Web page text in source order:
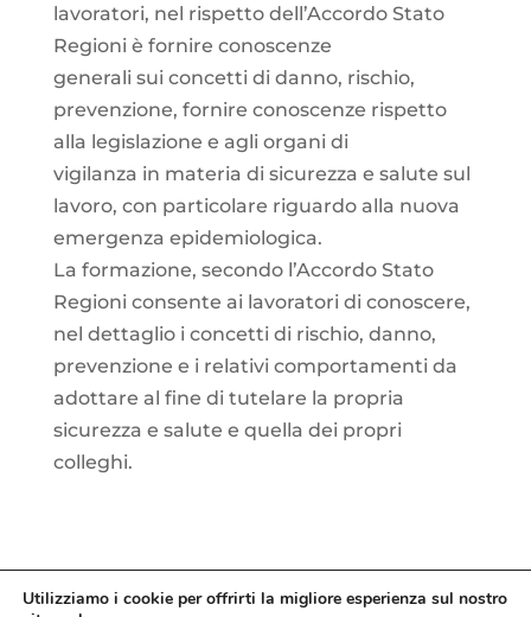
lavoratori, nel rispetto dell’Accordo Stato
Regioni è fornire conoscenze
generali sui concetti di danno, rischio,
prevenzione, fornire conoscenze rispetto
alla legislazione e agli organi di
vigilanza in materia di sicurezza e salute sul
lavoro, con particolare riguardo alla nuova
emergenza epidemiologica.
La formazione, secondo l’Accordo Stato
Regioni consente ai lavoratori di conoscere,
nel dettaglio i concetti di rischio, danno,
prevenzione e i relativi comportamenti da
adottare al fine di tutelare la propria
sicurezza e salute e quella dei propri
colleghi.
Utilizziamo i cookie per offrirti la migliore esperienza sul nostro